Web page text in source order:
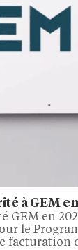
à GEM
GEM en
le
facturation